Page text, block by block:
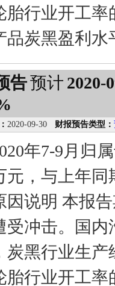
胎行业开工
品炭黑盈利
告预计 2020-
2020-09-30 财报预告类型：
年7-9月归
元，与上年同
因说明 本报
受冲击。国
炭黑行业生
胎行业开工